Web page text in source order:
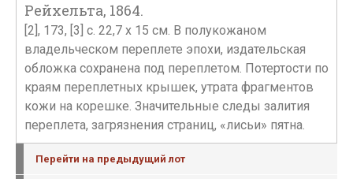
Рейхельта, 1864.
[2], 173, [3] с. 22,7 х 15 см. В полукожаном
владельческом переплете эпохи, издательская
обложка сохранена под переплетом. Потертости по
краям переплетных крышек, утрата фрагментов
кожи на корешке. Значительные следы залития
переплета, загрязнения страниц, «лисьи» пятна.
Перейти на предыдущий лот